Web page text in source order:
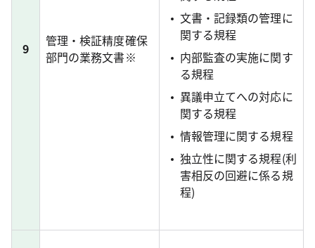
9
管理・検証精度確保
部門の業務文書※
文書・記録類の管理に
関する規程
内部監査の実施に関す
る規程
異議申立てへの対応に
関する規程
情報管理に関する規程
独立性に関する規程(利
害相反の回避に係る規
程)